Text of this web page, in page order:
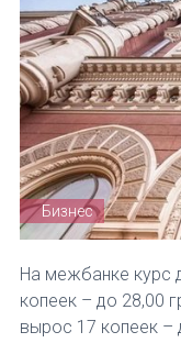
Бизнес
На межбанке курс
копеек – до 28,00
вырос 17 копеек –